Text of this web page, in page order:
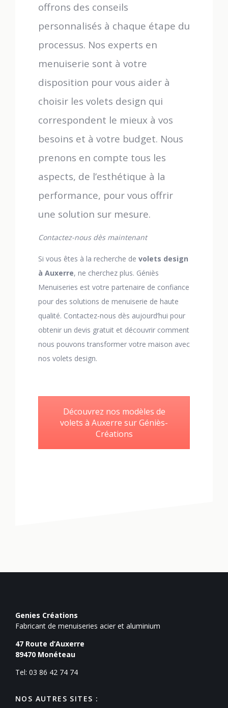
offrons des conseils
personnalisés à chaque étape du
processus. Nos experts en
menuiserie sont à votre
disposition pour vous aider à
choisir les volets design qui
correspondent le mieux à vos
besoins et à votre budget. Nous
prenons en compte tous les
aspects, de l’esthétique à la
performance, pour vous offrir
une solution sur mesure.
Contactez-nous dès maintenant
Si vous êtes à la recherche de volets design
à Auxerre, ne cherchez plus. Géniès
Menuiseries est votre partenaire de confiance
pour des solutions de menuiserie de haute
qualité. Contactez-nous dès aujourd’hui pour
obtenir un devis gratuit et découvrir comment
nous pouvons transformer votre maison avec
nos volets design.
Découvrez nos modèles de
volets à Auxerre sur Géniès-
Créations
Genies Créations
Fabricant de menuiseries acier et aluminium
47 Route d’Auxerre
89470 Monéteau
Tel: 03 86 42 74 74
NOS AUTRES SITES :